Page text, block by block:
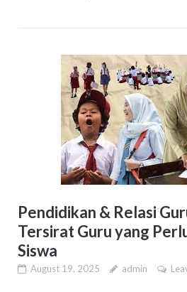
Pendidikan & Relasi
Tersirat Guru yang
Siswa
August 19, 2025 admin